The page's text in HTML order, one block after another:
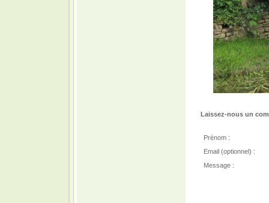
Laissez-nous un
Prénom :
Email (optionnel) :
Message :